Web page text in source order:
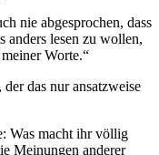
nie abgesprochen, dass
anders lesen zu wollen,
Worte.“
das nur ansatzweise
Was macht ihr völlig
Meinungen anderer